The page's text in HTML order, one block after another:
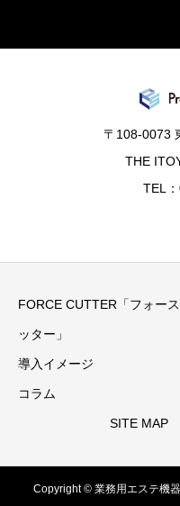
〒108-0073
THE
TEL
FORCE CUTTER「フォー
ッター」
導入イメージ
コラム
SITE MAP
Copyright © 業務用エステ機